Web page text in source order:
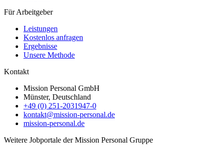
Für Arbeitgeber
Leistungen
Kostenlos anfragen
Ergebnisse
Unsere Methode
Kontakt
Mission Personal GmbH
Münster, Deutschland
+49 (0) 251-2031947-0
kontakt@mission-personal.de
mission-personal.de
Weitere Jobportale der Mission Personal Gruppe